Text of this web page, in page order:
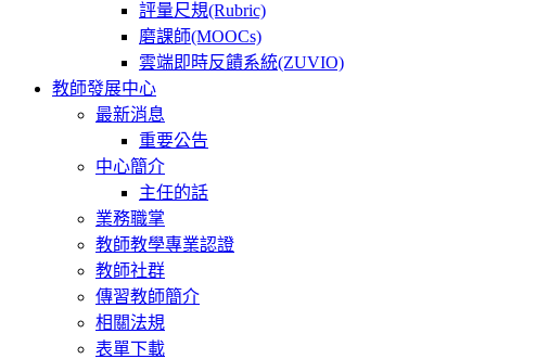
評量尺規(Rubric)
磨課師(MOOCs)
雲端即時反饋系統(ZUVIO)
教師發展中心
最新消息
重要公告
中心簡介
主任的話
業務職掌
教師教學專業認證
教師社群
傳習教師簡介
相關法規
表單下載